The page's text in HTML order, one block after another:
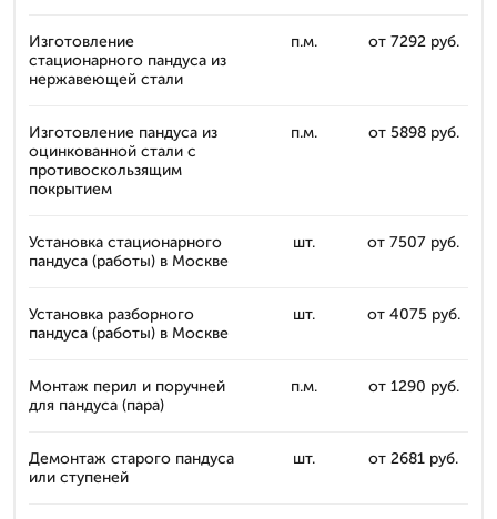
Изготовление
стационарного пандуса из
нержавеющей стали
п.м. от 7292 руб.
Изготовление пандуса из
оцинкованной стали с
противоскользящим
покрытием
п.м. от 5898 руб.
Установка стационарного
пандуса (работы) в Москве
шт. от 7507 руб.
Установка разборного
пандуса (работы) в Москве
шт. от 4075 руб.
Монтаж перил и поручней
для пандуса (пара)
п.м. от 1290 руб.
Демонтаж старого пандуса
или ступеней
шт. от 2681 руб.